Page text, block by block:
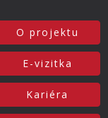
O projektu
E-vizitka
Kariéra